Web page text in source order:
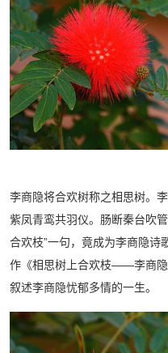
李商隐将合欢树称之相思树。
紫凤青鸾共羽仪。肠断秦台吹
合欢枝”一句，竟成为李商隐诗
作《相思树上合欢枝——李商隐
叙述李商隐忧郁多情的一生。